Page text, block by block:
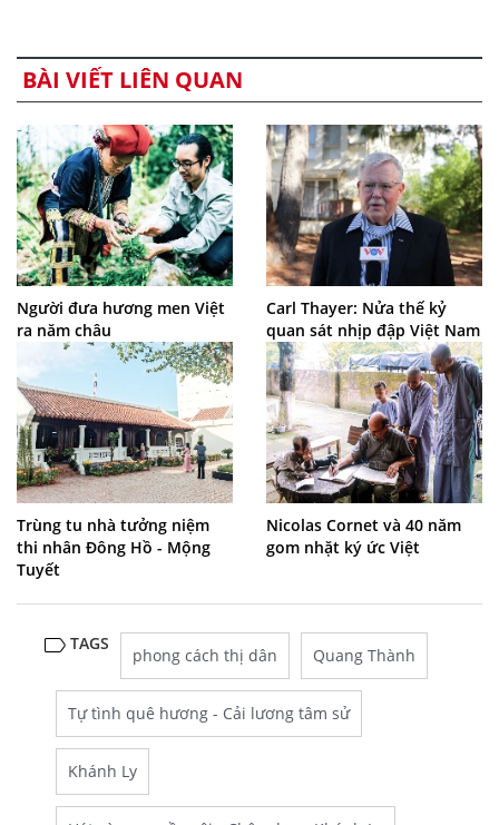
BÀI VIẾT LIÊN QUAN
Người đưa hương men Việt
ra năm châu
Carl Thayer: Nửa thế kỷ
quan sát nhịp đập Việt Nam
Trùng tu nhà tưởng niệm
thi nhân Đông Hồ - Mộng
Tuyết
Nicolas Cornet và 40 năm
gom nhặt ký ức Việt
TAGS
phong cách thị dân Quang Thành
Tự tình quê hương - Cải lương tâm sử
Khánh Ly